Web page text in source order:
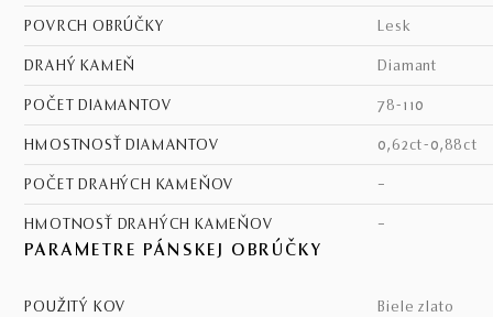
POVRCH OBRÚČKY lesk
DRAHÝ KAMEŇ diamant
POČET DIAMANTOV 78-110
HMOSTNOSŤ DIAMANTOV 0,62ct-0,88ct
POČET DRAHÝCH KAMEŇOV –
HMOTNOSŤ DRAHÝCH KAMEŇOV –
PARAMETRE PÁNSKEJ OBRÚČKY
POUŽITÝ KOV biele zlato